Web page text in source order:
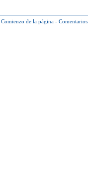
Comienzo de la página - Comentarios